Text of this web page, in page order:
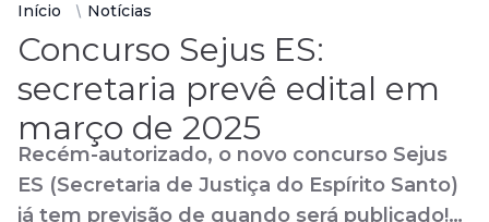
Início Notícias
Concurso Sejus ES:
secretaria prevê edital em
março de 2025
Recém-autorizado, o novo concurso Sejus
ES (Secretaria de Justiça do Espírito Santo)
já tem previsão de quando será publicado!